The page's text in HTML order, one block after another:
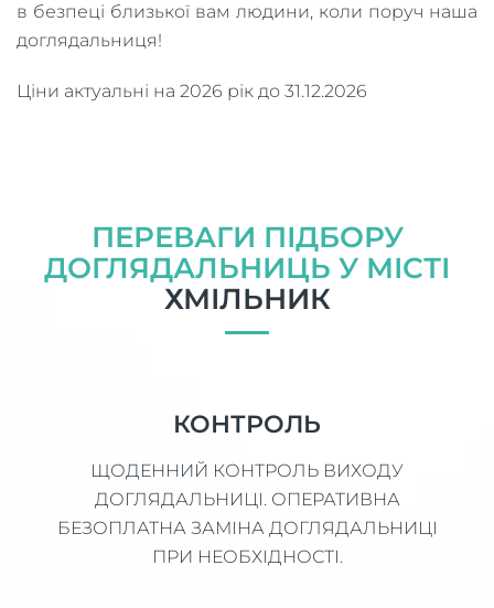
в безпеці близької вам людини, коли поруч наша
доглядальниця!
Ціни актуальні на 2026 рік до 31.12.2026
ПЕРЕВАГИ ПІДБОРУ
ДОГЛЯДАЛЬНИЦЬ У МІСТІ
ХМІЛЬНИК
КОНТРОЛЬ
ЩОДЕННИЙ КОНТРОЛЬ ВИХОДУ
ДОГЛЯДАЛЬНИЦІ. ОПЕРАТИВНА
БЕЗОПЛАТНА ЗАМІНА ДОГЛЯДАЛЬНИЦІ
ПРИ НЕОБХІДНОСТІ.